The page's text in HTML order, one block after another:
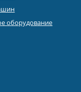
оборудование